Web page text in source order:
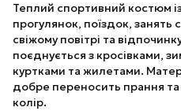
Теплий спортивний костюм
прогулянок, поїздок, занять
свіжому повітрі та
поєднується з кросівками,
куртками та жилетами.
добре переносить прання та
колір.